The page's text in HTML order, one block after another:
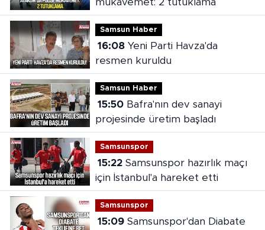
mukavemet: 2 tutuklama
Samsun Haber
16:08Yeni Parti Havza'da
resmen kuruldu
Samsun Haber
15:50Bafra'nın dev sanayi
projesinde üretim başladı
Samsunspor
15:22Samsunspor hazırlık maçı
için İstanbul'a hareket etti
Samsunspor
15:09Samsunspor'dan Diabate